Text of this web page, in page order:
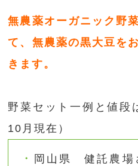
無農薬オーガニック野
て、無農薬の黒大豆を
きます。
野菜セット一例と値段
10月現在）
岡山県 健託農場